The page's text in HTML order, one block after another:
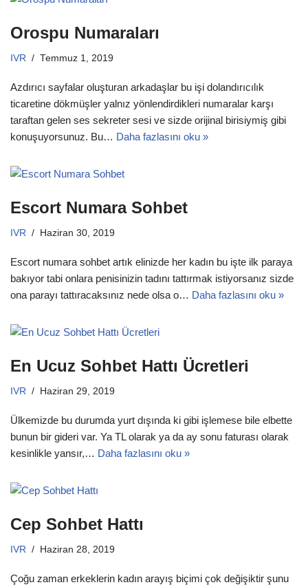
Orospu Numaraları
IVR Temmuz 1, 2019
Azdırıcı sayfalar oluşturan arkadaşlar bu işi dolandırıcılık
ticaretine dökmüşler yalnız yönlendirdikleri numaralar karşı
taraftan gelen ses sekreter sesi ve sizde orijinal birisiymiş gibi
konuşuyorsunuz. Bu… Daha fazlasını oku »
Escort Numara Sohbet
IVR Haziran 30, 2019
Escort numara sohbet artık elinizde her kadın bu işte ilk paraya
bakıyor tabi onlara penisinizin tadını tattırmak istiyorsanız sizde
ona parayı tattıracaksınız nede olsa o… Daha fazlasını oku »
En Ucuz Sohbet Hattı Ücretleri
IVR Haziran 29, 2019
Ülkemizde bu durumda yurt dışında ki gibi işlemese bile elbette
bunun bir gideri var. Ya TL olarak ya da ay sonu faturası olarak
kesinlikle yansır,… Daha fazlasını oku »
Cep Sohbet Hattı
IVR Haziran 28, 2019
Çoğu zaman erkeklerin kadın arayış biçimi çok değişiktir şunu